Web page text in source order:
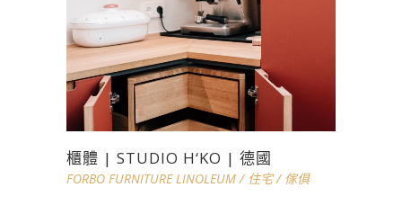
櫃體 | STUDIO H‘KO | 德國
FORBO FURNITURE LINOLEUM/ 住宅/ 傢俱